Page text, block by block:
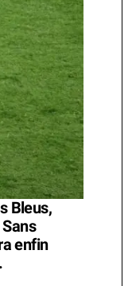
Bleus,
enfin